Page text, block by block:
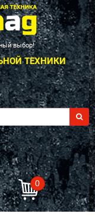
выбор!
ТЕХНИКИ
0